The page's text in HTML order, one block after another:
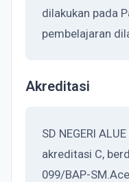
dilakukan pada
pembelajaran
Akreditasi
SD NEGERI
akreditasi C,
099/BAP-